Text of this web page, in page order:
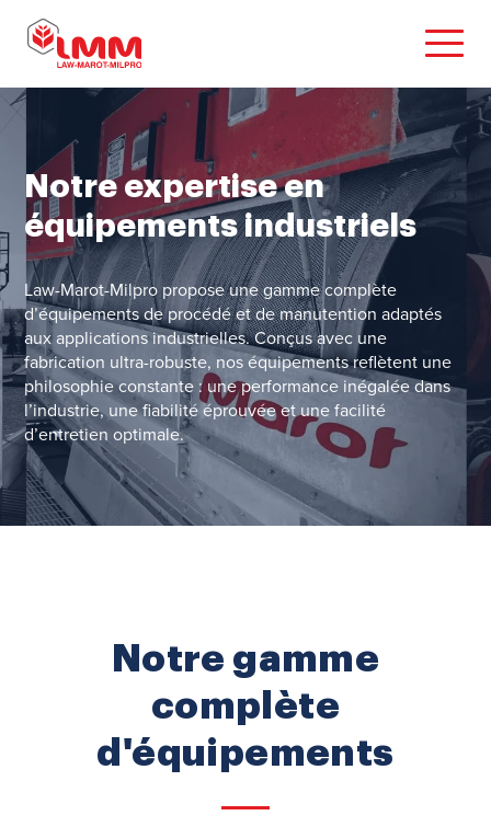
Notre expertise en
équipements industriels
Law-Marot-Milpro propose une gamme complète
d’équipements de procédé et de manutention adaptés
aux applications industrielles. Conçus avec une
fabrication ultra-robuste, nos équipements reflètent une
philosophie constante : une performance inégalée dans
l’industrie, une fiabilité éprouvée et une facilité
d’entretien optimale.
Notre gamme
complète
d'équipements